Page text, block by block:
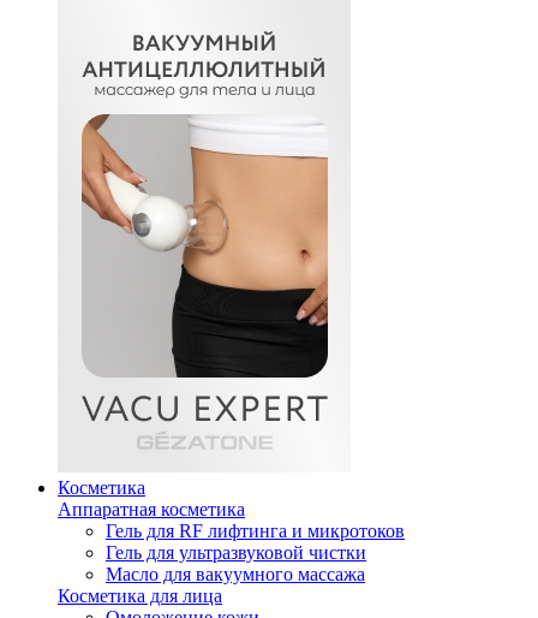
Косметика
Аппаратная косметика
Гель для RF лифтинга и микротоков
Гель для ультразвуковой чистки
Масло для вакуумного массажа
Косметика для лица